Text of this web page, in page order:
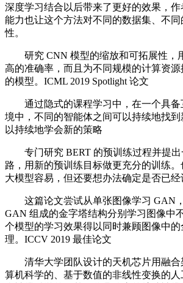
深度学习结合以后带来了更好的效果，
能力也让这个方法对不同的数据集、不
性。
研究 CNN 模型的缩放和可拓展性，
高的准确率，而且为不同规模的计算资
的模型。ICML 2019 Spotlight 论文
通过隐式的课程学习中，在一个具备
境中，不同的智能体之间可以持续地找
以持续地学会新的策略
专门研究 BERT 的预训练过程并提出
路，用新的预训练目标做更充分的训练
大模型容易，但还要想办法确定是否已经
这篇论文尝试从单张图像学习 GAN
GAN 组成的金字塔结构分别学习图像中
个模型的学习效果得以同时兼顾图像中
理。ICCV 2019 最佳论文
清华大学团队设计的天机芯片用融合
算机科学的、基于数值的非线性变换的